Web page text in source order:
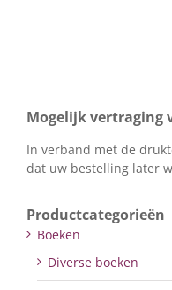
Mogelijk vertraging
In verband met de
dat uw bestelling later
Productcategorieën
Boeken
Diverse boeken